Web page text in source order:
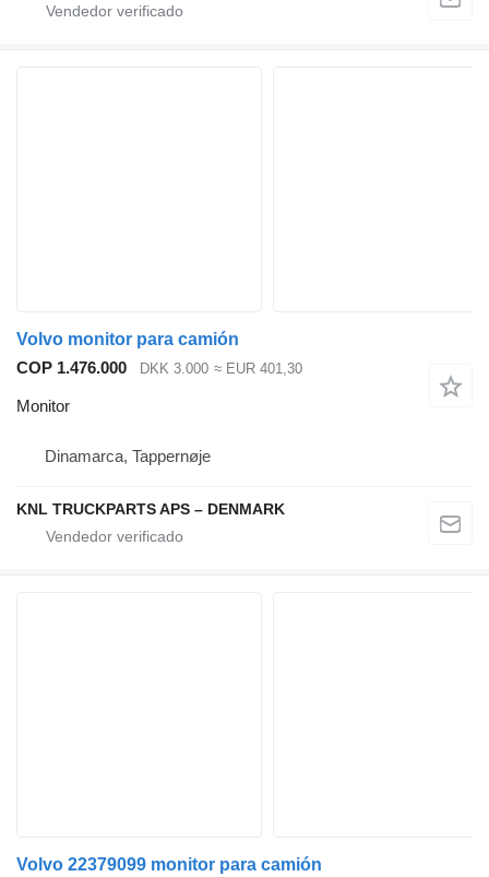
Volvo monitor para camión
COP 1.476.000
DKK 3.000 ≈ EUR 401,30
Monitor
Dinamarca, Tappernøje
KNL TRUCKPARTS APS – DENMARK
Volvo 22379099 monitor para camión